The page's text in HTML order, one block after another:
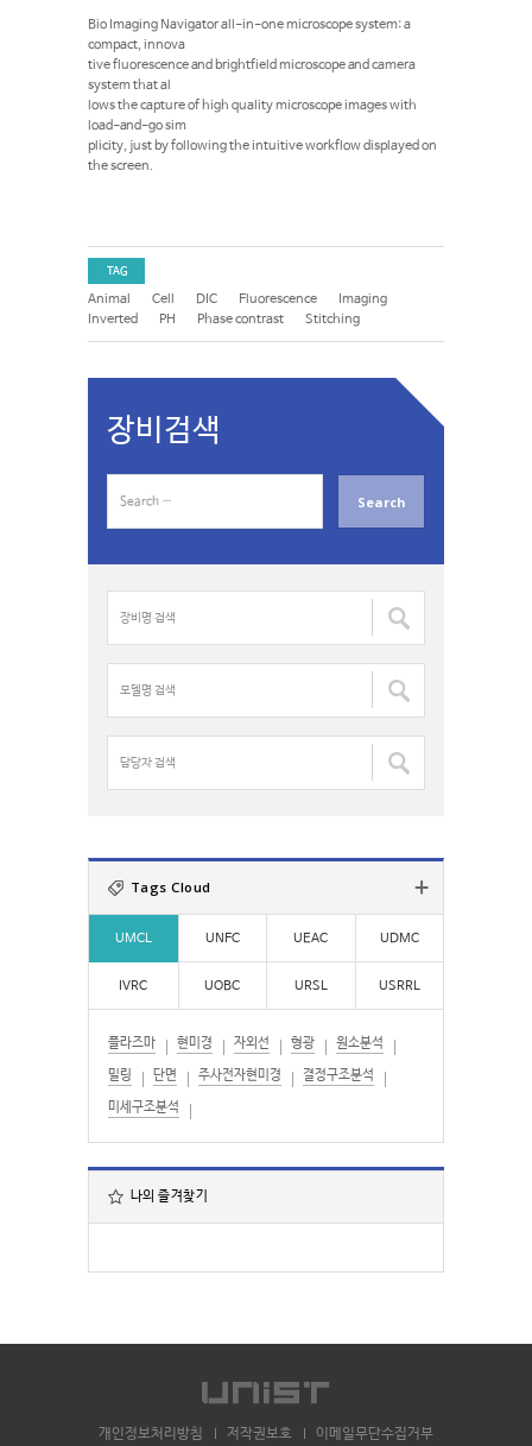
Bio Imaging Navigator all-in-one microscope system: a
compact, innova
tive fluorescence and brightfield microscope and camera
system that al
lows the capture of high quality microscope images with
load-and-go sim
plicity, just by following the intuitive workflow displayed on
the screen.
TAG
Animal Cell DIC Fluorescence
Imaging
Inverted
PH Phase contrast Stitching
장비검색
a
명
색
:
델
명
:자
:
Tags Cloud
UMCL UNFC UEAC UDMC
IVRC UOBC URSL USRRL
플라즈마 현미경 자외선 형광 원소분석
밀링 단면 주사전자현미경 결정구조분석
미세구조분석
나의 즐겨찾기
개인정보처리방침 저작권보호 이메일무단수집거부